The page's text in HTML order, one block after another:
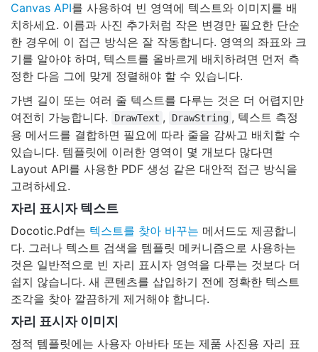
Canvas API를 사용하여 빈 영역에 텍스트와 이미지를 배
치하세요. 이름과 사진 추가처럼 작은 변경만 필요한 단순
한 경우에 이 접근 방식은 잘 작동합니다. 영역의 좌표와 크
기를 알아야 하며, 텍스트를 올바르게 배치하려면 먼저 측
정한 다음 그에 맞게 정렬해야 할 수 있습니다.
가변 길이 또는 여러 줄 텍스트를 다루는 것은 더 어렵지만
여전히 가능합니다.
DrawText , DrawString , 텍스트 측정
용 메서드를 결합하면 필요에 따라 줄을 감싸고 배치할 수
있습니다. 템플릿에 이러한 영역이 몇 개보다 많다면
Layout API를 사용한 PDF 생성 같은 대안적 접근 방식을
고려하세요.
자리 표시자 텍스트
Docotic.Pdf는 텍스트를 찾아 바꾸는 메서드도 제공합니
다. 그러나 텍스트 검색을 템플릿 메커니즘으로 사용하는
것은 일반적으로 빈 자리 표시자 영역을 다루는 것보다 더
쉽지 않습니다. 새 콘텐츠를 삽입하기 전에 정확한 텍스트
조각을 찾아 깔끔하게 제거해야 합니다.
자리 표시자 이미지
정적 템플릿에는 사용자 아바타 또는 제품 사진용 자리 표